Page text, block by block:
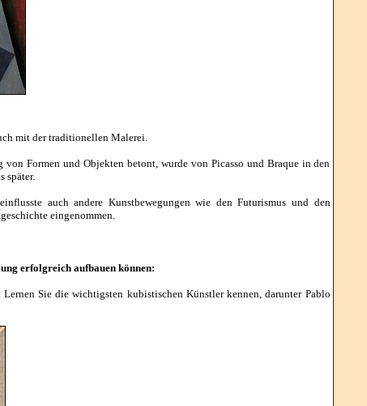
mit der traditionellen Malerei.
Formen und Objekten betont, wurde von Picasso und Braque in den
später.
auch andere Kunstbewegungen wie den Futurismus und den
eingenommen.
erfolgreich aufbauen können:
Sie die wichtigsten kubistischen Künstler kennen, darunter Pablo